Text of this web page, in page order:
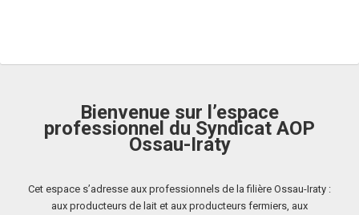
Bienvenue sur l’espace
professionnel du Syndicat AOP
Ossau-Iraty
Cet espace s’adresse aux professionnels de la filière Ossau-Iraty :
aux producteurs de lait et aux producteurs fermiers, aux